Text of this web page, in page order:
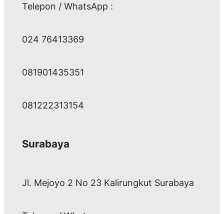
Telepon / WhatsApp :
024 76413369
081901435351
081222313154
Surabaya
Jl. Mejoyo 2 No 23 Kalirungkut Surabaya